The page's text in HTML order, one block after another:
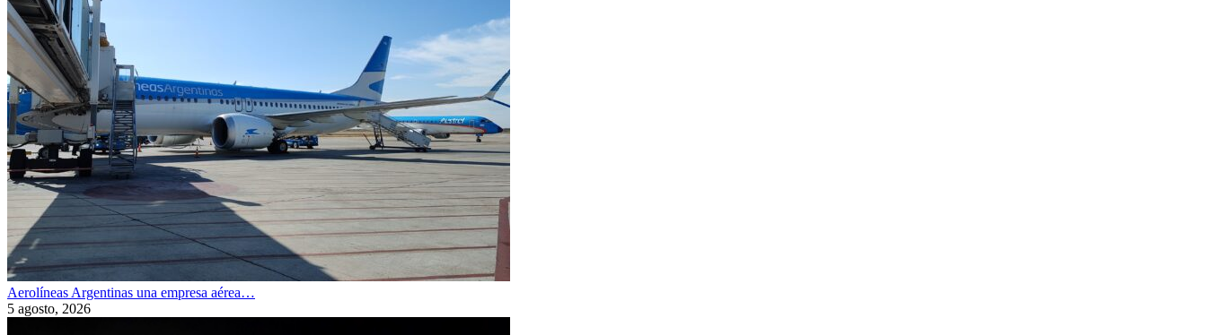
Aerolíneas Argentinas una empresa aérea…
5 agosto, 2026